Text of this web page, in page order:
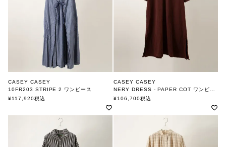
CASEY CASEY
10FR203 STRIPE 2 ワンピース
ケーシーケーシー
¥117,920税込
CASEY CASEY
NERY DRESS - PAPER COT ワンピース
ケーシーケーシー
¥106,700税込